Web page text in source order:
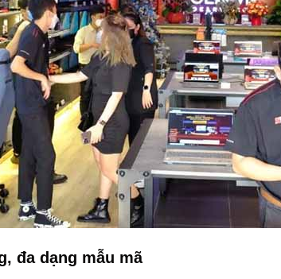
đa dạng mẫu mã